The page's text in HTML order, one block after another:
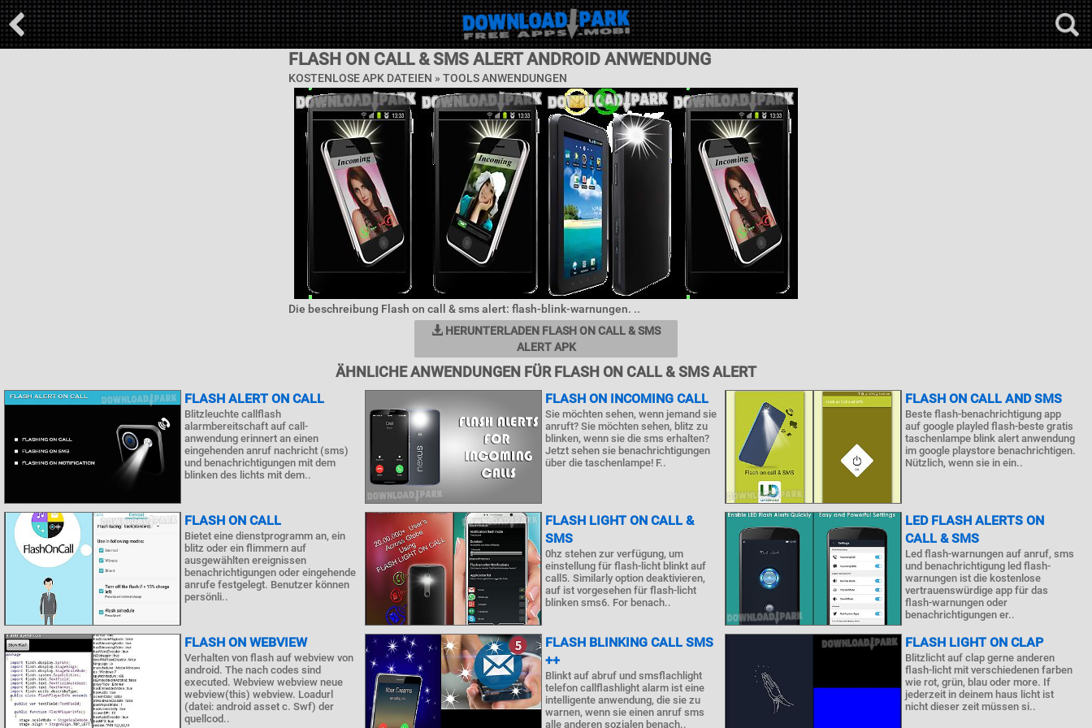
FLASH ON CALL & SMS ALERT ANDROID ANWENDUNG
KOSTENLOSE APK DATEIEN » TOOLS ANWENDUNGEN
Die beschreibung Flash on call & sms alert: flash-blink-warnungen. ..
HERUNTERLADEN FLASH ON CALL & SMS
ALERT APK
ÄHNLICHE ANWENDUNGEN FÜR FLASH ON CALL & SMS ALERT
FLASH ALERT ON CALL
Blitzleuchte callflash
alarmbereitschaft auf call-
anwendung erinnert an einen
eingehenden anruf nachricht (sms)
und benachrichtigungen mit dem
blinken des lichts mit dem..
FLASH ON INCOMING CALL
Sie möchten sehen, wenn jemand sie
anruft? Sie möchten sehen, blitz zu
blinken, wenn sie die sms erhalten?
Jetzt sehen sie benachrichtigungen
über die taschenlampe! F..
FLASH ON CALL AND SMS
Beste flash-benachrichtigung app
auf google playled flash-beste gratis
taschenlampe blink alert anwendung
im google playstore benachrichtigen.
Nützlich, wenn sie in ein..
FLASH ON CALL
Bietet eine dienstprogramm an, ein
blitz oder ein flimmern auf
ausgewählten ereignissen
benachrichtigungen oder eingehende
anrufe festgelegt. Benutzer können
persönli..
FLASH LIGHT ON CALL &
SMS
0hz stehen zur verfügung, um
einstellung für flash-licht blinkt auf
call5. Similarly option deaktivieren,
auf ist vorgesehen für flash-licht
blinken sms6. For benach..
LED FLASH ALERTS ON
CALL & SMS
Led flash-warnungen auf anruf, sms
und benachrichtigung led flash-
warnungen ist die kostenlose
vertrauenswürdige app für das
flash-warnungen oder
benachrichtigungen er..
FLASH ON WEBVIEW
Verhalten von flash auf webview von
android. The nach codes sind
executed. Webview webview neue
webview(this) webview. Loadurl
(datei: android asset c. Swf) der
quellcod..
FLASH BLINKING CALL SMS
++
Blinkt auf abruf und smsflachlight
telefon callflashlight alarm ist eine
intelligente anwendung, die sie zu
warnen, wenn sie einen anruf sms
alle anderen sozialen benach..
FLASH LIGHT ON CLAP
Blitzlicht auf clap gerne anderen
flash-licht mit verschiedenen farben
wie rot, grün, blau oder more. If
jederzeit in deinem haus licht ist
nicht dieser zeit müssen si..